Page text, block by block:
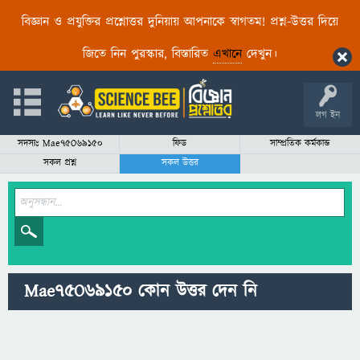
বিজ্ঞান ও প্রযুক্তির প্রশ্নোত্তর দুনিয়ায় আপনাকে স্বাগতম! প্রশ্ন-উত্তর দিয়ে
জিতে নিন পুরস্কার, বিস্তারিত এখানেদেখুন।
লগ ইন
সদস্যঃ Mae75O69150 ফিড
সাম্প্রতিক কর্মকান্ড
সকল প্রশ্ন
সকল উত্তর
Mae75O69150 কোন উত্তর দেন নি